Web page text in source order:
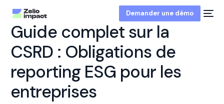
Demander une démo
Guide complet sur la
CSRD : Obligations de
reporting ESG pour les
entreprises